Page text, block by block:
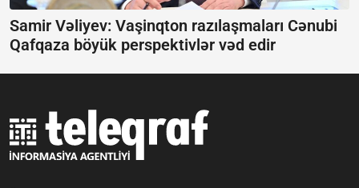
Samir Vəliyev: Vaşinqton razılaşmaları Cənubi
Qafqaza böyük perspektivlər vəd edir